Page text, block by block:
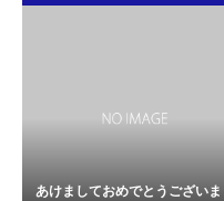
あけましておめでとうございま